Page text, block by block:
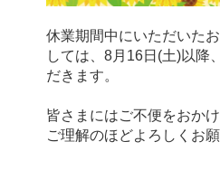
休業期間中にいただいた
しては、8月16日(土)以降
だきます。
皆さまにはご不便をおか
ご理解のほどよろしくお